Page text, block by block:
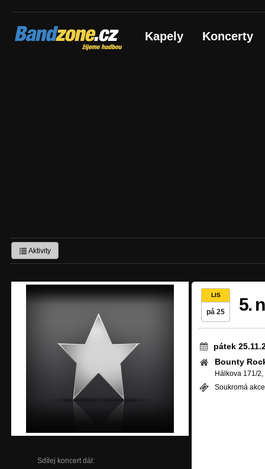
Bandzone.cz
žijeme hudbou Kapely Koncerty
Aktivity
Sdílej koncert dál:
LIS
pá 25 5.
pátek
Bounty
Hálkova 171/
Soukromá